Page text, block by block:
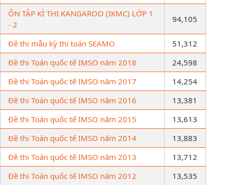
ÔN TẬP KÌ THI KANGAROO (IKMC) LỚP 1
- 2
94,105
Đề thi mẫu kỳ thi toán SEAMO
51,312
Đề thi Toán quốc tế IMSO năm 2018
24,598
Đề thi Toán quốc tế IMSO năm 2017
14,254
Đề thi Toán quốc tế IMSO năm 2016
13,381
Đề thi Toán quốc tế IMSO năm 2015
13,613
Đề thi Toán quốc tế IMSO năm 2014
13,883
Đề thi Toán quốc tế IMSO năm 2013
13,712
Đề thi Toán quốc tế IMSO năm 2012
13,535